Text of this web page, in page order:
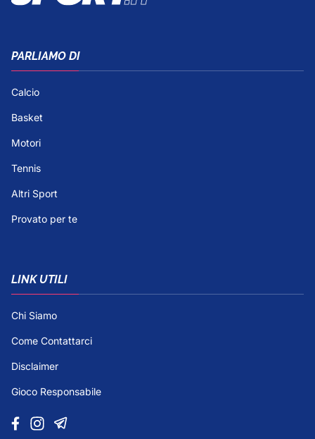
PARLIAMO DI
Calcio
Basket
Motori
Tennis
Altri Sport
Provato per te
LINK UTILI
Chi Siamo
Come Contattarci
Disclaimer
Gioco Responsabile